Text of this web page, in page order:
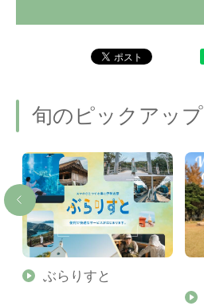
旬のピックアップ
ぶらりすと